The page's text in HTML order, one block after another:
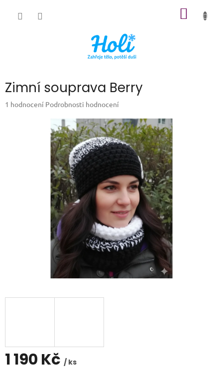
Zimní souprava Berry
Průměrné
1 hodnocení Podrobnosti hodnocení
1 190 Kč / ks